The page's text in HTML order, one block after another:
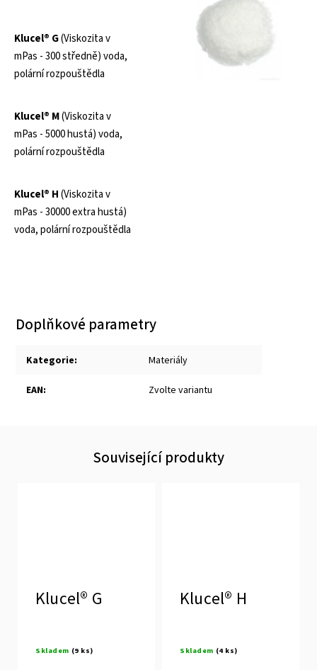
Klucel® G(Viskozita v
mPas - 300 středně) voda,
polární rozpouštědla
Klucel® M(Viskozita v
mPas - 5000 hustá) voda,
polární rozpouštědla
Klucel® H(Viskozita v
mPas - 30000 extra hustá)
voda, polární rozpouštědla
Doplňkové parametry
Kategorie: Materiály
EAN: Zvolte variantu
Související produkty
Klucel® G
Skladem (9 ks)
Klucel® H
Skladem (4 ks)